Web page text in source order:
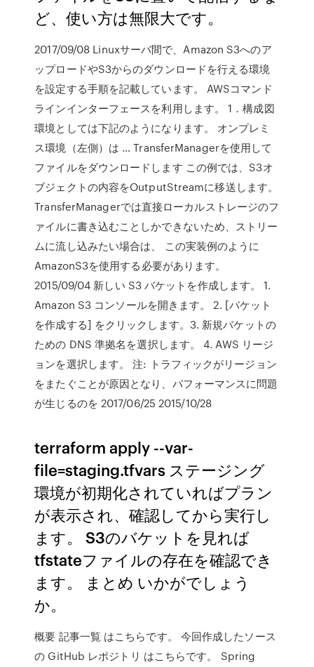
ど、使い方は無限大です。
2017/09/08 Linuxサーバ間で、Amazon S3へのア
ップロードやS3からのダウンロードを行える環境
を設定する手順を記載しています。 AWSコマンド
ラインインターフェースを利用します。 1．構成図
環境としては下記のようになります。 オンプレミ
ス環境（左側）は … TransferManagerを使用して
ファイルをダウンロードします この例では、S3オ
ブジェクトの内容をOutputStreamに移送します。
TransferManagerでは直接ローカルストレージのフ
ァイルに書き込むことしかできないため、ストリー
ムに流し込みたい場合は、 この実装例のように
AmazonS3を使用する必要があります。
2015/09/04 新しい S3 バケットを作成します。 1.
Amazon S3 コンソールを開きます。 2. [バケット
を作成する] をクリックします。3. 新規バケットの
ための DNS 準拠名を選択します。 4. AWS リージ
ョンを選択します。 注: トラフィックがリージョン
をまたぐことが原因となり、パフォーマンスに問題
が生じるのを 2017/06/25 2015/10/28
terraform apply --var-
file=staging.tfvars ステージング
環境が初期化されていればプラン
が表示され、確認してから実行し
ます。 S3のバケットを見れば
tfstateファイルの存在を確認でき
ます。 まとめ いかがでしょう
か。
概要 記事一覧 はこちらです。 今回作成したソース
の GitHub レポジトリ はこちらです。 Spring